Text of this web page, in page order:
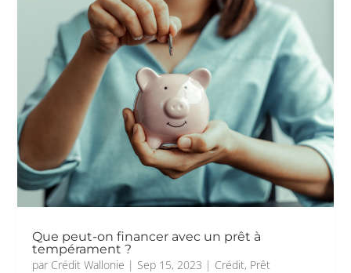
Que peut-on financer avec un prêt à
tempérament ?
par Crédit Wallonie | Sep 15, 2023 | Crédit, Prêt